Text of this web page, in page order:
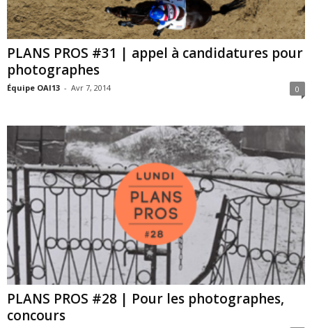
PLANS PROS #31 | appel à candidatures pour
photographes
Équipe OAI13 - Avr 7, 2014 0
PLANS PROS #28 | Pour les photographes,
concours